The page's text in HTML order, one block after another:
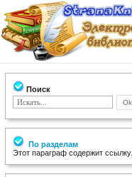
Поиск
По разделам
Этот параграф содержит ссылку.